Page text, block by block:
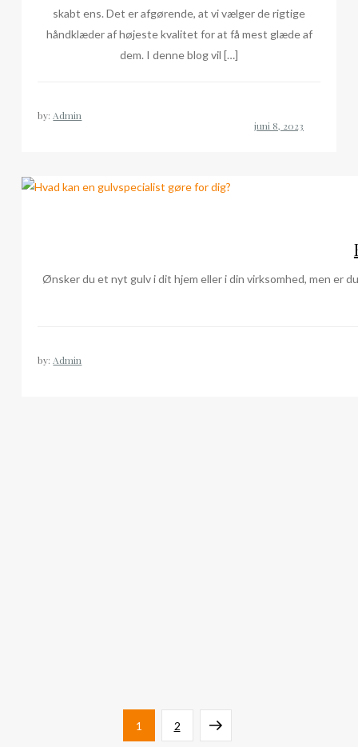
skabt ens. Det er afgørende, at vi vælger de rigtige
håndklæder af højeste kvalitet for at få mest glæde af
dem. I denne blog vil […]
by: Admin
Ønsker du et nyt gulv i dit hjem eller i din virksomhed, men er
by: Admin
Indlægsinddeling
Page
1 Page
2 Next